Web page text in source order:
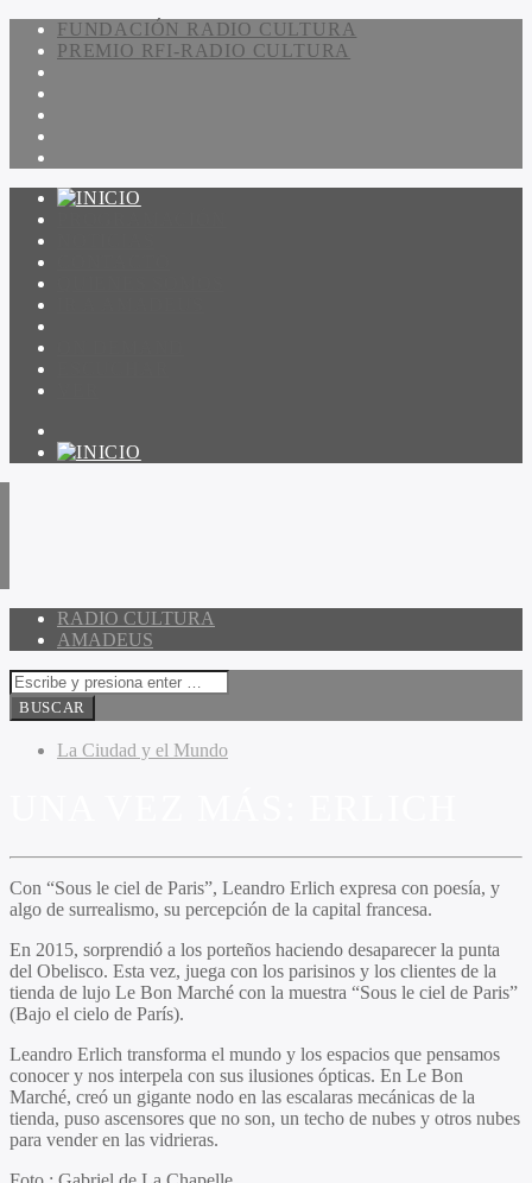
FUNDACIÓN RADIO CULTURA
PREMIO RFI-RADIO CULTURA
RADIO CULTURA
AMADEUS
La Ciudad y el Mundo
Con “Sous le ciel de Paris”, Leandro Erlich expresa con poesía, y
algo de surrealismo, su percepción de la capital francesa.
En 2015, sorprendió a los porteños haciendo desaparecer la punta
del Obelisco. Esta vez, juega con los parisinos y los clientes de la
tienda de lujo Le Bon Marché con la muestra “Sous le ciel de Paris”
(Bajo el cielo de París).
Leandro Erlich transforma el mundo y los espacios que pensamos
conocer y nos interpela con sus ilusiones ópticas. En Le Bon
Marché, creó un gigante nodo en las escalaras mecánicas de la
tienda, puso ascensores que no son, un techo de nubes y otros nubes
para vender en las vidrieras.